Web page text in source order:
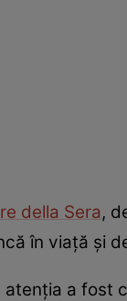
della Sera,
în viață și
a